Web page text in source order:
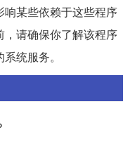
某些依赖于这些程序
请确保你了解该程序
统服务。